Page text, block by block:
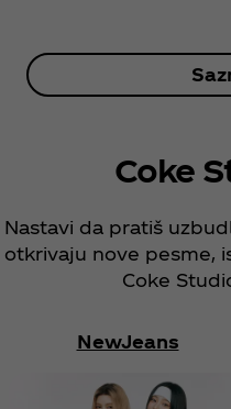
Coke
Nastavi da pratiš
otkrivaju nove pesme,
Coke
NewJeans